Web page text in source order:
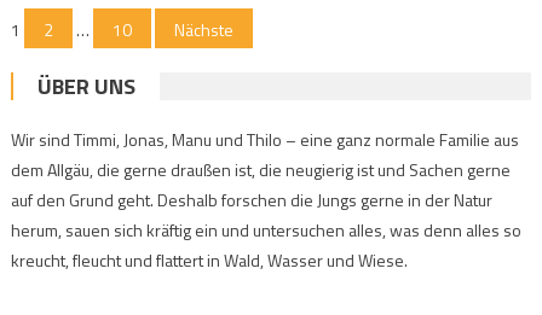
Seitennummerierung
der
Beiträge
1 2 … 10 Nächste
ÜBER UNS
Wir sind Timmi, Jonas, Manu und Thilo – eine ganz normale Familie aus
dem Allgäu, die gerne draußen ist, die neugierig ist und Sachen gerne
auf den Grund geht. Deshalb forschen die Jungs gerne in der Natur
herum, sauen sich kräftig ein und untersuchen alles, was denn alles so
kreucht, fleucht und flattert in Wald, Wasser und Wiese.